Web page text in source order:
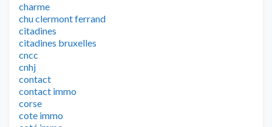
charme
chu clermont ferrand
citadines
citadines bruxelles
cncc
cnhj
contact
contact immo
corse
cote immo